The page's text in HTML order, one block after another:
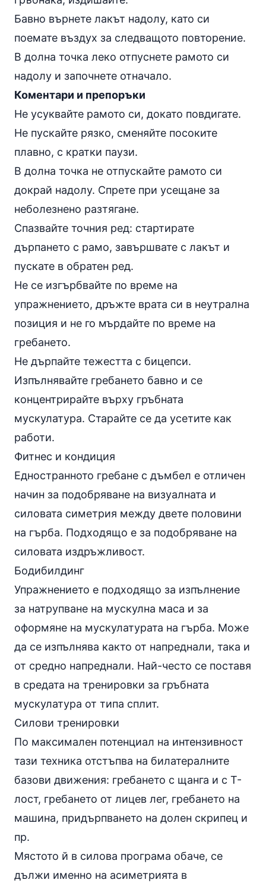
Бавно върнете лакът надолу, като си
поемате въздух за следващото повторение.
В долна точка леко отпуснете рамото си
надолу и започнете отначало.
Коментари и препоръки
Не усуквайте рамото си, докато повдигате.
Не пускайте рязко, сменяйте посоките
плавно, с кратки паузи.
В долна точка не отпускайте рамото си
докрай надолу. Спрете при усещане за
неболезнено разтягане.
Спазвайте точния ред: стартирате
дърпането с рамо, завършвате с лакът и
пускате в обратен ред.
Не се изгърбвайте по време на
упражнението, дръжте врата си в неутрална
позиция и не го мърдайте по време на
гребането.
Не дърпайте тежестта с бицепси.
Изпълнявайте гребането бавно и се
концентрирайте върху гръбната
мускулатура. Старайте се да усетите как
работи.
Фитнес и кондиция
Едностранното гребане с дъмбел е отличен
начин за подобряване на визуалната и
силовата симетрия между двете половини
на гърба. Подходящо е за подобряване на
силовата издръжливост.
Бодибилдинг
Упражнението е подходящо за изпълнение
за натрупване на мускулна маса и за
оформяне на мускулатурата на гърба. Може
да се изпълнява както от напреднали, така и
от средно напреднали. Най-често се поставя
в средата на тренировки за гръбната
мускулатура от типа сплит.
Силови тренировки
По максимален потенциал на интензивност
тази техника отстъпва на билатералните
базови движения: гребането с щанга и с Т-
лост, гребането от лицев лег, гребането на
машина, придърпването на долен скрипец и
пр.
Мястото й в силова програма обаче, се
дължи именно на асиметрията в